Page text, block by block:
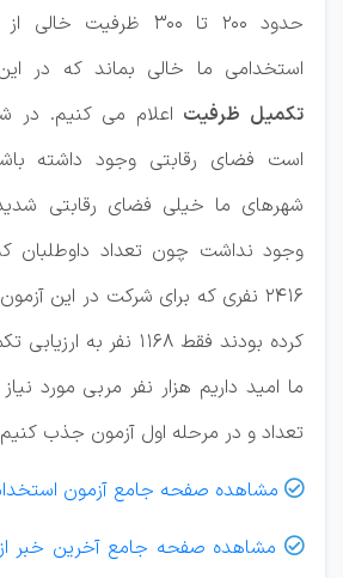
حدود ۲۰۰ تا ۳۰۰
استخدامی ما خالی بماند که در
تکمیل ظرفیت اعلام می کنیم. در
است فضای رقابتی وجود داشته
شهرهای ما خیلی فضای رقابتی
وجود نداشت چون تعداد داوطلبان
۲۴۱۶ نفری که برای شرکت در این
کرده بودند فقط ۱۱۶۸
ما امید داریم هزار نفر مربی مورد
تعداد و در مرحله اول آزمون جذب
 مشاهده صفحه جامع آزمون
 مشاهده صفحه جامع آخرین خبر